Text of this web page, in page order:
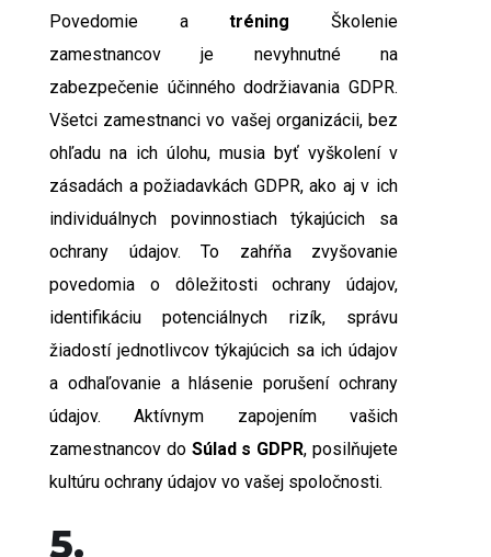
Povedomie atréning Školenie
zamestnancov je nevyhnutné na
zabezpečenie účinného dodržiavania GDPR.
Všetci zamestnanci vo vašej organizácii, bez
ohľadu na ich úlohu, musia byť vyškolení v
zásadách a požiadavkách GDPR, ako aj v ich
individuálnych povinnostiach týkajúcich sa
ochrany údajov. To zahŕňa zvyšovanie
povedomia o dôležitosti ochrany údajov,
identifikáciu potenciálnych rizík, správu
žiadostí jednotlivcov týkajúcich sa ich údajov
a odhaľovanie a hlásenie porušení ochrany
údajov. Aktívnym zapojením vašich
zamestnancov do Súlad s GDPR, posilňujete
kultúru ochrany údajov vo vašej spoločnosti.
5.